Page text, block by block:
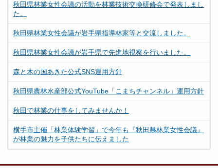
秋田県林業女性会議の活動を林業技術交換研修会で発表しまし
た。
秋田県林業女性会議が岩手県指導林家等と交流しました。
秋田県林業女性会議が岩手県で先進地視察を行いました。
森と木の国あきた公式SNS運用方針
秋田県農林水産部公式YouTube「こまちチャンネル」運用方針
秋田で林業の仕事をしてみませんか！
横手市主催「林業体験学習」で今年も『秋田県林業女性会議』
が林業の魅力を子供たちに伝えました